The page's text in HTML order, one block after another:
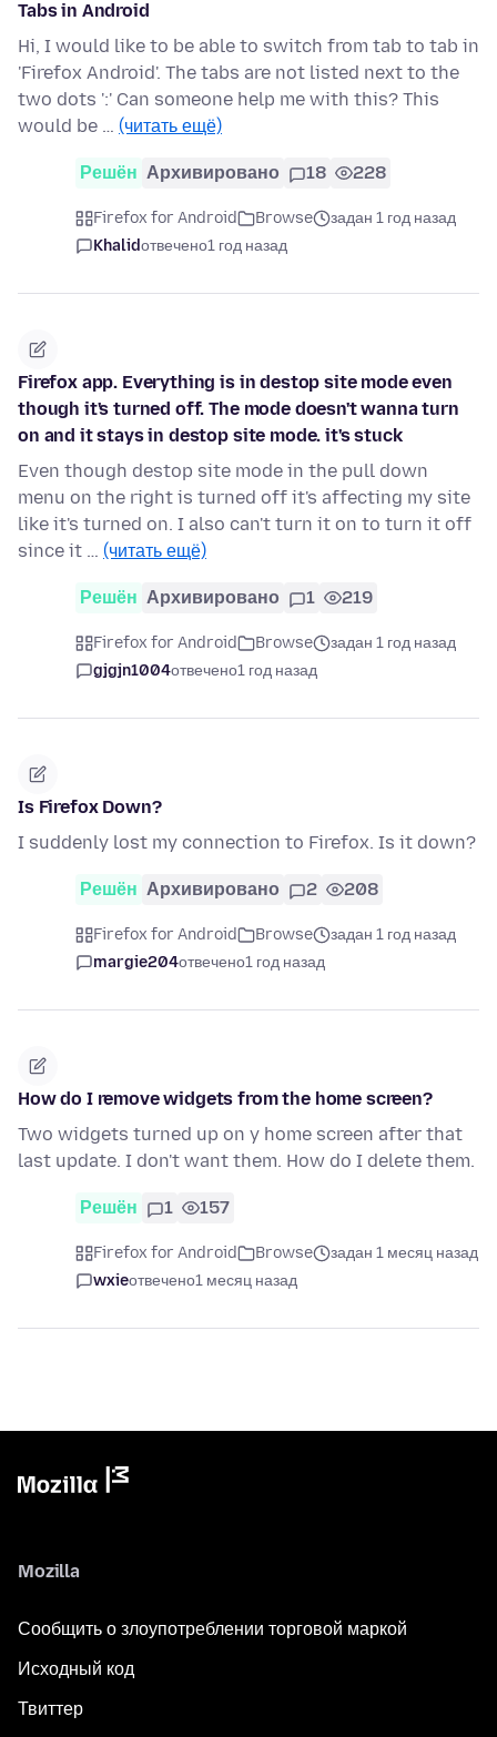
Tabs in Android
Hi, I would like to be able to switch from tab to tab in
'Firefox Android'. The tabs are not listed next to the
two dots ':' Can someone help me with this? This
would be … (читать ещё)
Решён Архивировано 18 228
Firefox for Android Browse
задан 1 год назад
Khalidотвечено1 год назад
Firefox app. Everything is in destop site mode even
though it's turned off. The mode doesn't wanna turn
on and it stays in destop site mode. it's stuck
Even though destop site mode in the pull down
menu on the right is turned off it's affecting my site
like it's turned on. I also can't turn it on to turn it off
since it … (читать ещё)
Решён Архивировано 1 219
Firefox for Android Browse
задан 1 год назад
gjgjn1004отвечено1 год назад
Is Firefox Down?
I suddenly lost my connection to Firefox. Is it down?
Решён Архивировано 2 208
Firefox for Android Browse
задан 1 год назад
margie204отвечено1 год назад
How do I remove widgets from the home screen?
Two widgets turned up on y home screen after that
last update. I don't want them. How do I delete them.
Решён 1 157
Firefox for Android Browse
задан 1 месяц назад
wxieотвечено1 месяц назад
Mozilla
Сообщить о злоупотреблении торговой маркой
Исходный код
Твиттер